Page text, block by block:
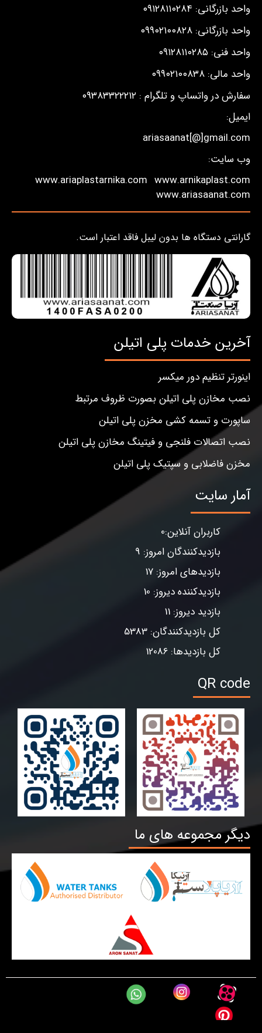
واحد بازرگانی: ۰۹۱۲۸۱۱۰۲۸۴
واحد بازرگانی: ۰۹۹۰۲۱۰۰۸۲۸
واحد فنی: ۰۹۱۲۸۱۱۰۲۸۵
واحد مالی: ۰۹۹۰۲۱۰۰۸۳۸
سفارش در واتساپ و تلگرام : ۰۹۳۸۳۳۲۲۲۱۲
ایمیل:
ariasaanat[@]gmail.com
وب سایت:
www.arnikaplast.com
www.ariaplastarnika.com
www.ariasaanat.com
گارانتی دستگاه ها بدون لیبل فاقد اعتبار است.
آخرین خدمات پلی اتیلن
اینورتر تنظیم دور میکسر
نصب مخازن پلی اتیلن بصورت ظروف مرتبط
ساپورت و تسمه کشی مخزن پلی اتیلن
نصب اتصالات فلنجی و فیتینگ مخازن پلی اتیلن
مخزن فاضلابی و سپتیک پلی اتیلن
آمار سایت
کاربران آنلاین:0
بازدیدکنندگان امروز: 9
بازدیدهای امروز: 17
بازدیدکننده دیروز: 10
بازدید دیروز: 11
کل بازدیدکنندگان: 5383
کل بازدیدها: 12086
QR code
دیگر مجموعه های ما